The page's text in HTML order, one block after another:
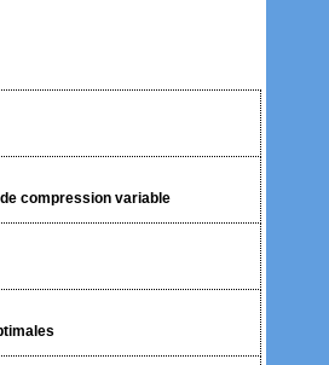
compression variable